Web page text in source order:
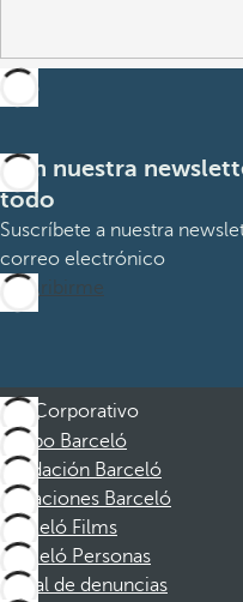
Con nuestra
todo
Suscríbete a nuestra
correo electrónico
Suscribirme
Corporativo
Grupo Barceló
Fundación Barceló
Vacaciones Barceló
Barceló Films
Barceló Personas
Canal de denuncias